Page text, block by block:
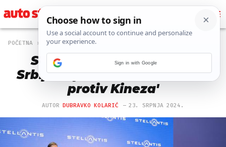
POČETNA NOVOSTI
Stellantis šalje poruku iz
Srbije: 'Spremni smo boriti se
protiv Kineza'
AUTORDUBRAVKO KOLARIĆ 23. SRPNJA 2024.
Sign in with Google